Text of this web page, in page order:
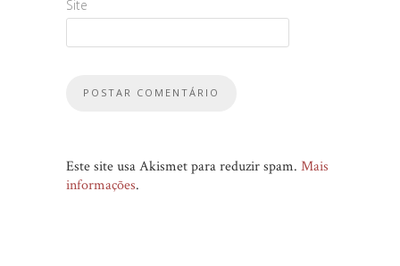
Site
Este site usa Akismet para reduzir spam. Mais
informações.